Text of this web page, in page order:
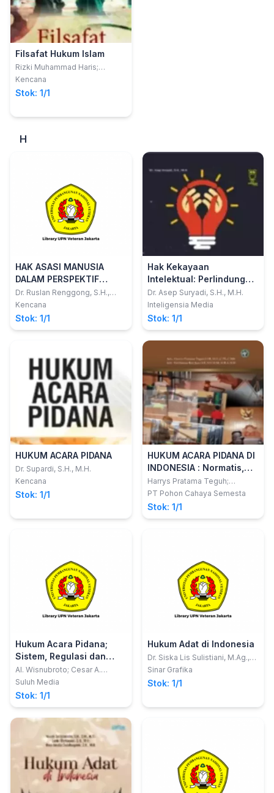
Filsafat Hukum Islam
Rizki Muhammad Haris;
Sudirman Suparmin
Kencana
Stok: 1/1
H
HAK ASASI MANUSIA
DALAM PERSPEKTIF
HUKUM NASIONAL
Dr. Ruslan Renggong, S.H.,
M.H.; Dyah Aulia Rachma
Kencana
Stok: 1/1
Hak Kekayaan
Intelektual: Perlindungan
dan Kepastian Hukum
dalam PendaftaranMerek
dengan Menggunakan
Sistem Konstitutif
Dr. Asep Suryadi, S.H., M.H.
Inteligensia Media
Stok: 1/1
HUKUM ACARA PIDANA
Dr. Supardi, S.H., M.H.
Kencana
Stok: 1/1
HUKUM ACARA PIDANA DI
INDONESIA : Normatis,
Teoritis, Praktik, dan
Permasalahannya
Harrys Pratama Teguh;
Heribertus Roy Juan
PT Pohon Cahaya Semesta
Stok: 1/1
Hukum Acara Pidana;
Sistem, Regulasi dan
Praktik
Al. Wisnubroto; Cesar A.
Munthe
Suluh Media
Stok: 1/1
Hukum Adat di Indonesia
Dr. Siska Lis Sulistiani, M.Ag.,
M.E.Sy.
Sinar Grafika
Stok: 1/1